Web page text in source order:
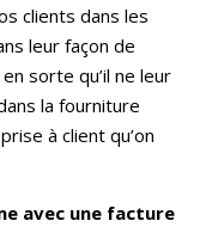
clients dans les
leur façon de
sorte qu’il ne leur
la fourniture
à client qu’on
avec une facture